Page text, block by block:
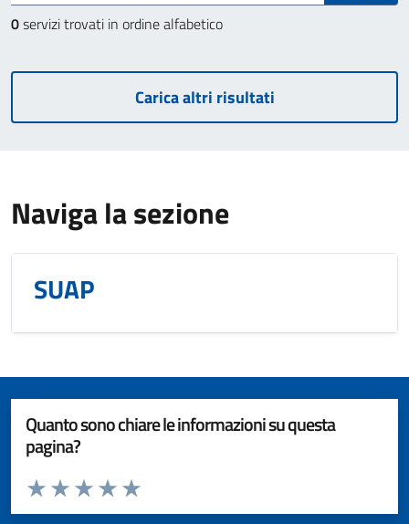
0servizi trovati in ordine alfabetico
Carica altri risultati
Naviga la sezione
SUAP
Quanto sono chiare le informazioni su questa
pagina?
Valuta da 1 a 5 stelle la pagina
Valuta 5 stelle su 5
Valuta 4 stelle su 5
Valuta 3 stelle su 5
Valuta 2 stelle su 5
Valuta 1 stelle su 5